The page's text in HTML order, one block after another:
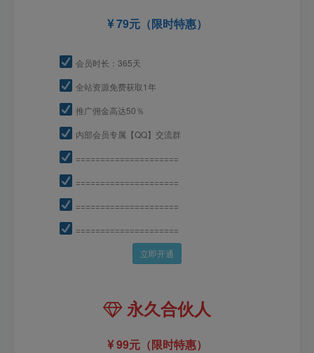
79元（限时特惠）
会员时长：365天
全站资源免费获取1年
推广佣金高达50％
内部会员专属【QQ】交流群
=====================
=====================
=====================
=====================
立即开通
永久合伙人
99元（限时特惠）